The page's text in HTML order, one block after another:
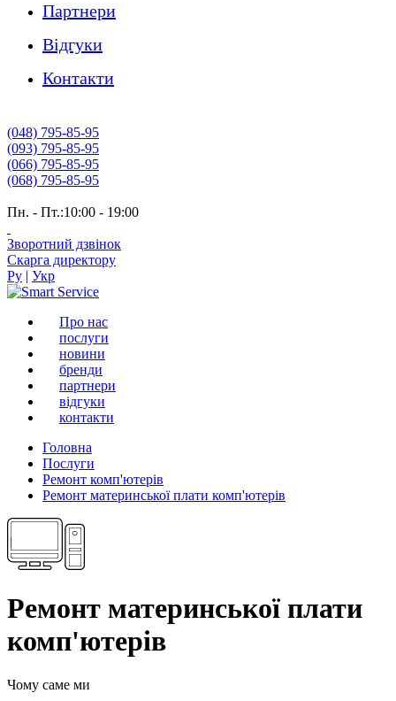
Партнери
Вiдгуки
Контакти
(048) 795-85-95
(093) 795-85-95
(066) 795-85-95
(068) 795-85-95
Пн. - Пт.:10:00 - 19:00
Зворотний дзвінок
Скарга директору
Ру | Укр
Про нас
послуги
новини
бренди
партнери
вiдгуки
контакти
Головна
Послуги
Ремонт комп'ютерів
Ремонт материнської плати комп'ютерів
Ремонт материнської плати
комп'ютерів
Чому саме ми